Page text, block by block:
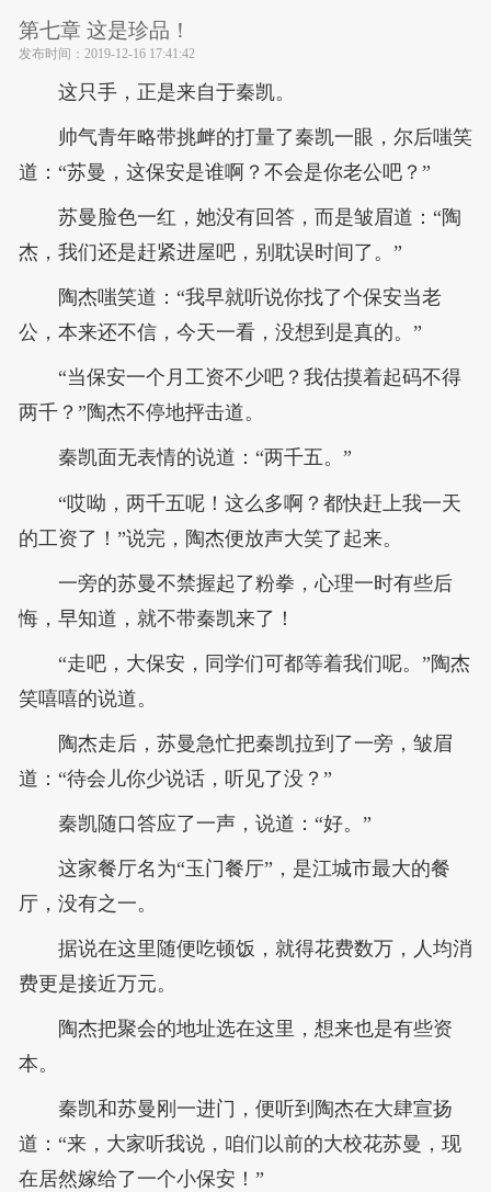
第七章 这是珍品！
发布时间： 2019-12-16 17:41:42
这只手，正是来自于秦凯。
帅气青年略带挑衅的打量了秦凯一眼，尔后嗤笑
道：“苏曼，这保安是谁啊？不会是你老公吧？”
苏曼脸色一红，她没有回答，而是皱眉道：“陶
杰，我们还是赶紧进屋吧，别耽误时间了。”
陶杰嗤笑道：“我早就听说你找了个保安当老
公，本来还不信，今天一看，没想到是真的。”
“当保安一个月工资不少吧？我估摸着起码不得
两千？”陶杰不停地抨击道。
秦凯面无表情的说道：“两千五。”
“哎呦，两千五呢！这么多啊？都快赶上我一天
的工资了！”说完，陶杰便放声大笑了起来。
一旁的苏曼不禁握起了粉拳，心理一时有些后
悔，早知道，就不带秦凯来了！
“走吧，大保安，同学们可都等着我们呢。”陶杰
笑嘻嘻的说道。
陶杰走后，苏曼急忙把秦凯拉到了一旁，皱眉
道：“待会儿你少说话，听见了没？”
秦凯随口答应了一声，说道：“好。”
这家餐厅名为“玉门餐厅”，是江城市最大的餐
厅，没有之一。
据说在这里随便吃顿饭，就得花费数万，人均消
费更是接近万元。
陶杰把聚会的地址选在这里，想来也是有些资
本。
秦凯和苏曼刚一进门，便听到陶杰在大肆宣扬
道：“来，大家听我说，咱们以前的大校花苏曼，现
在居然嫁给了一个小保安！”